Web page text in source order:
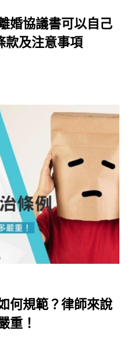
婚協議書可以自己
款及注意事項
何規範？律師來說
重！